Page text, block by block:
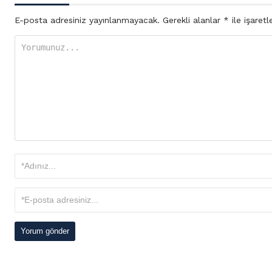
E-posta adresiniz yayınlanmayacak. Gerekli alanlar * ile